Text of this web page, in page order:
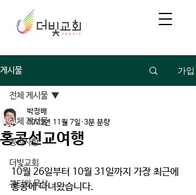
게시물 가입
전체 게시물
공지사항
더빛교회
큐티와 묵상
전체 게시물
홍콩선교여행
박정배
2023년 11월 7일 3분 분량
10월 26일부터 10월 31일까지 가장 최근에
홍콩에 다녀왔습니다.